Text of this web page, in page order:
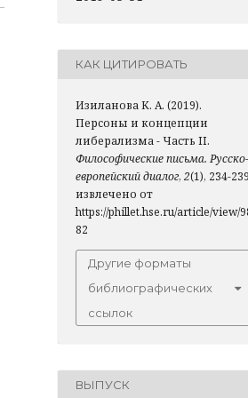
КАК ЦИТИРОВАТЬ
Изиланова К. А. (2019).
Персоны и концепции
либерализма - Часть II.
Философические письма. Русско-
европейский диалог, 2(1), 234-
извлечено от
https://phillet.hse.ru/article/view/
82
Другие форматы
библиографических
ссылок
ВЫПУСК